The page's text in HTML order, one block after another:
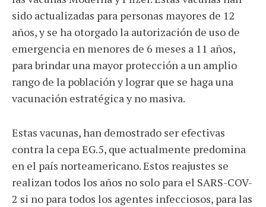
sido actualizadas para personas mayores de 12
años, y se ha otorgado la autorización de uso de
emergencia en menores de 6 meses a 11 años,
para brindar una mayor protección a un amplio
rango de la población y lograr que se haga una
vacunación estratégica y no masiva.
Estas vacunas, han demostrado ser efectivas
contra la cepa EG.5, que actualmente predomina
en el país norteamericano. Estos reajustes se
realizan todos los años no solo para el SARS-COV-
2 si no para todos los agentes infecciosos, para las